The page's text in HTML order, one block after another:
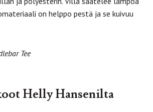
on helppo pestä ja se kuivuu
Tee
Helly Hansenilta